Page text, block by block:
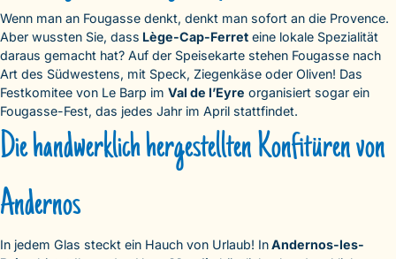
Wenn man an Fougasse denkt, denkt man sofort an die Provence.
Aber wussten Sie, dass Lège-Cap-Ferret eine lokale Spezialität
daraus gemacht hat? Auf der Speisekarte stehen Fougasse nach
Art des Südwestens, mit Speck, Ziegenkäse oder Oliven! Das
Festkomitee von Le Barp im Val de l’Eyre organisiert sogar ein
Fougasse-Fest, das jedes Jahr im April stattfindet.
Die handwerklich hergestellten Konfitüren von
Andernos
In jedem Glas steckt ein Hauch von Urlaub! InAndernos-les-